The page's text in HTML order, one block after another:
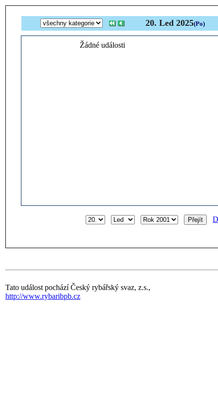
20. Led 2025(Po)
Žádné události
Tato událost pochází Český rybářský svaz, z.s.,
http://www.rybaribpb.cz